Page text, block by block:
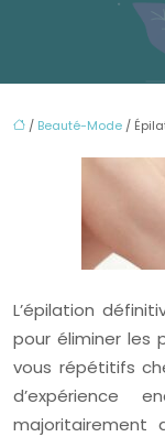
/ Beauté-Mode /
L’épilation
pour éliminer les
vous répétitifs
d’expérience
majoritairement